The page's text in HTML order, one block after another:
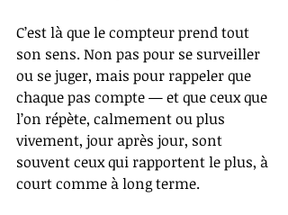
C’est là que le compteur prend tout
son sens. Non pas pour se surveiller
ou se juger, mais pour rappeler que
chaque pas compte — et que ceux que
l’on répète, calmement ou plus
vivement, jour après jour, sont
souvent ceux qui rapportent le plus, à
court comme à long terme.